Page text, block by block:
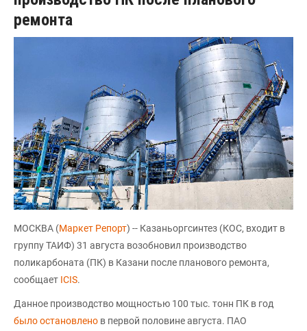
ремонта
МОСКВА (Маркет Репорт) -- Казаньоргсинтез (КОС, входит в
группу ТАИФ) 31 августа возобновил производство
поликарбоната (ПК) в Казани после планового ремонта,
сообщает ICIS.
Данное производство мощностью 100 тыс. тонн ПК в год
было остановлено в первой половине августа. ПАО